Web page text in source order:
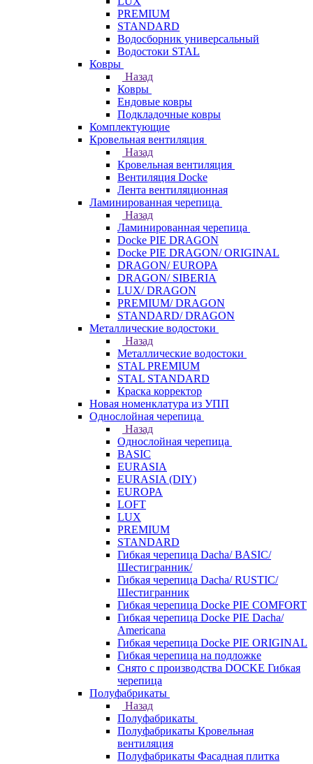
PREMIUM
STANDARD
Водосборник универсальный
Водостоки STAL
Ковры
Назад
Ковры
Ендовые ковры
Подкладочные ковры
Комплектующие
Кровельная вентиляция
Назад
Кровельная вентиляция
Вентиляция Docke
Лента вентиляционная
Ламинированная черепица
Назад
Ламинированная черепица
Docke PIE DRAGON
Docke PIE DRAGON/ ORIGINAL
DRAGON/ EUROPA
DRAGON/ SIBERIA
LUX/ DRAGON
PREMIUM/ DRAGON
STANDARD/ DRAGON
Металлические водостоки
Назад
Металлические водостоки
STAL PREMIUM
STAL STANDARD
Краска корректор
Новая номенклатура из УПП
Однослойная черепица
Назад
Однослойная черепица
BASIC
EURASIA
EURASIA (DIY)
EUROPA
LOFT
LUX
PREMIUM
STANDARD
Гибкая черепица Dacha/ BASIC/
Шестигранник/
Гибкая черепица Dacha/ RUSTIC/
Шестигранник
Гибкая черепица Docke PIE COMFORT
Гибкая черепица Docke PIE Dacha/
Americana
Гибкая черепица Docke PIE ОRIGINАL
Гибкая черепица на подложке
Снято с производства DOCKE Гибкая
черепица
Полуфабрикаты
Назад
Полуфабрикаты
Полуфабрикаты Кровельная
вентиляция
Полуфабрикаты Фасадная плитка